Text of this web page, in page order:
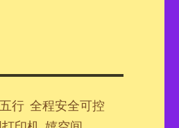
五行 全程安全可控